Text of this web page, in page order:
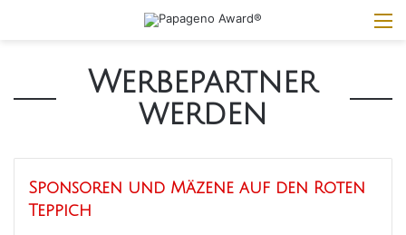
Werbepartner
werden
Sponsoren und Mäzene auf den Roten
Teppich